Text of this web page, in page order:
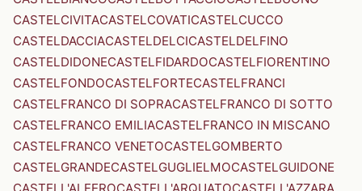
CASTELCIVITACASTELCOVATICASTELCUCCO
CASTELDACCIACASTELDELCICASTELDELFINO
CASTELDIDONECASTELFIDARDOCASTELFIORENTINO
CASTELFONDOCASTELFORTECASTELFRANCI
CASTELFRANCO DI SOPRACASTELFRANCO DI SOTTO
CASTELFRANCO EMILIACASTELFRANCO IN MISCANO
CASTELFRANCO VENETOCASTELGOMBERTO
CASTELGRANDECASTELGUGLIELMOCASTELGUIDONE